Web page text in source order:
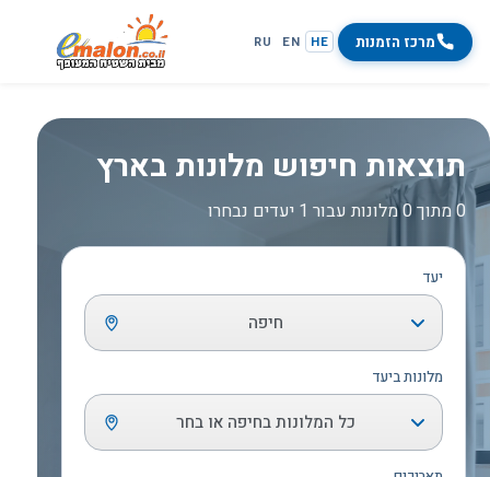
מרכז הזמנות HE
EN
RU
תוצאות חיפוש מלונות בארץ
0 מתוך 0 מלונות עבור 1 יעדים נבחרו
יעד
חיפה
מלונות ביעד
כל המלונות בחיפה או בחר